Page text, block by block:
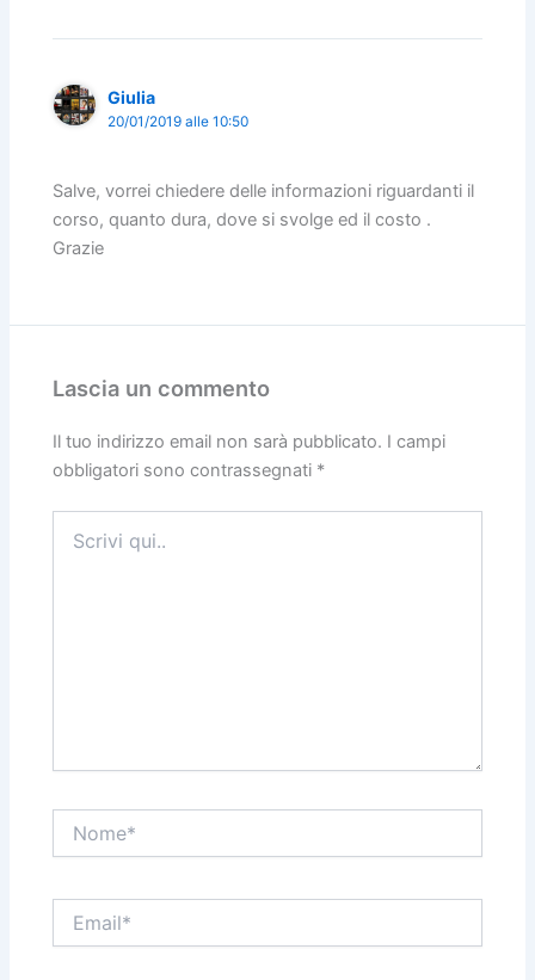
Giulia
20/01/2019 alle 10:50
Salve, vorrei chiedere delle informazioni riguardanti il
corso, quanto dura, dove si svolge ed il costo .
Grazie
Lascia un commento
Il tuo indirizzo email non sarà pubblicato. I campi
obbligatori sono contrassegnati *
qui..